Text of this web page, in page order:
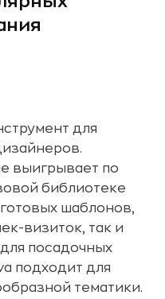
для
выигрывает по
библиотеке
шаблонов,
визиток, так и
посадочных
подходит для
тематики.